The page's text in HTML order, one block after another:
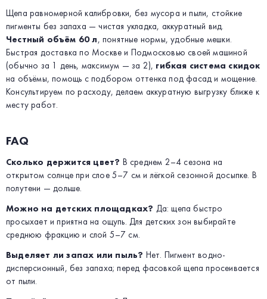
Щепа равномерной калибровки, без мусора и пыли, стойкие
пигменты без запаха — чистая укладка, аккуратный вид.
Честный объём 60 л, понятные нормы, удобные мешки.
Быстрая доставка по Москве и Подмосковью своей машиной
(обычно за 1 день, максимум — за 2), гибкая система скидок
на объёмы, помощь с подбором оттенка под фасад и мощение.
Консультируем по расходу, делаем аккуратную выгрузку ближе к
месту работ.
FAQ
Сколько держится цвет? В среднем 2–4 сезона на
открытом солнце при слое 5–7 см и лёгкой сезонной досыпке. В
полутени — дольше.
Можно на детских площадках? Да: щепа быстро
просыхает и приятна на ощупь. Для детских зон выбирайте
среднюю фракцию и слой 5–7 см.
Выделяет ли запах или пыль? Нет. Пигмент водно-
дисперсионный, без запаха; перед фасовкой щепа просеивается
от пыли.